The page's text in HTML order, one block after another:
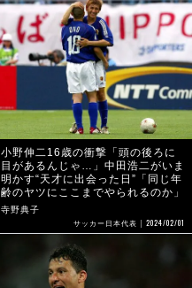
小野伸二16歳の衝撃「頭の後ろに
目があるんじゃ…」中田浩二がいま
明かす“天才に出会った日”「同じ年
齢のヤツにここまでやられるのか」
寺野典子
サッカー日本代表 2024/02/01